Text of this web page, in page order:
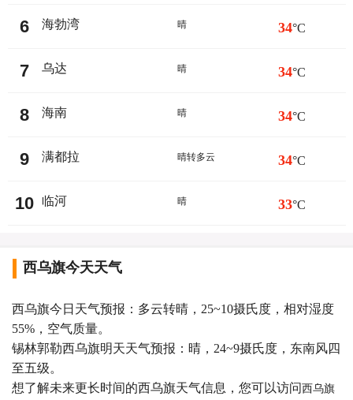
6 海勃湾 晴 34°C
7 乌达 晴 34°C
8 海南 晴 34°C
9 满都拉 晴转多云 34°C
10 临河 晴 33°C
西乌旗今天天气
西乌旗今日天气预报：多云转晴，25~10摄氏度，相对湿度
55%，空气质量。
锡林郭勒西乌旗明天天气预报：晴，24~9摄氏度，东南风四
至五级。
想了解未来更长时间的西乌旗天气信息，您可以访问西乌旗